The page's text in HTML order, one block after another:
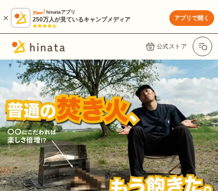
hinataアプリ
250万人が見ているキャンプメディア アプリで開く
公式ストア